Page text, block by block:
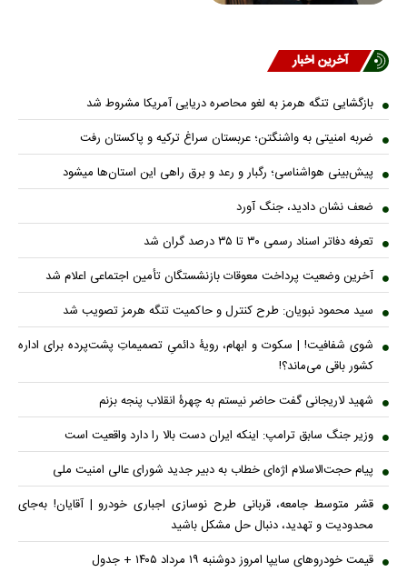
آخرین اخبار
بازگشایی تنگه هرمز به لغو محاصره دریایی آمریکا مشروط شد
ضربه امنیتی به واشنگتن؛ عربستان سراغ ترکیه و پاکستان رفت
پیش‌بینی هواشناسی؛ رگبار و رعد و برق راهی این استان‌ها میشود
ضعف نشان دادید، جنگ آورد
تعرفه دفاتر اسناد رسمی ۳۰ تا ۳۵ درصد گران شد
آخرین وضعیت پرداخت معوقات بازنشستگان تأمین اجتماعی اعلام شد
سید محمود نبویان: طرح کنترل و حاکمیت تنگه هرمز تصویب شد
شوی شفافیت! | سکوت و ابهام، رویۀ دائمیِ تصمیماتِ پشت‌پرده برای اداره
کشور باقی می‌ماند؟!
شهید لاریجانی گفت حاضر نیستم به چهرۀ انقلاب پنجه بزنم
وزیر جنگ سابق ترامپ: اینکه ایران دست بالا را دارد واقعیت است
پیام حجت‌الاسلام اژه‌ای خطاب به دبیر جدید شورای عالی امنیت ملی
قشر متوسط جامعه، قربانی طرح نوسازی اجباری خودرو | آقایان! به‌جای
محدودیت و تهدید، دنبال حل مشکل باشید
قیمت خودرو‌های سایپا امروز دوشنبه ۱۹ مرداد ۱۴۰۵ + جدول